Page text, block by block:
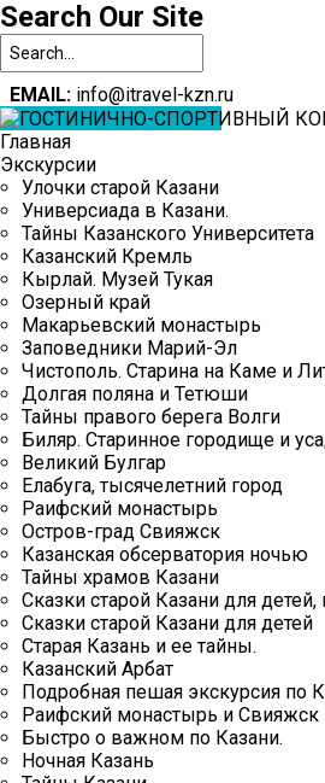
Наши
контакты
Contact
Us:
8(843)
253-
23-
80
Email:
info@itravel-
kzn.ru
Главная
Экскурсии
Транспортные
услуги
Отели
и
гостиницы
Тур
Search Our Site
EMAIL: info@itravel-kzn.ru
Главная
Экскурсии
Улочки старой Казани
Универсиада в Казани.
Тайны Казанского Университета
Казанский Кремль
Кырлай. Музей Тукая
Озерный край
Макарьевский монастырь
Заповедники Марий-Эл
Чистополь. Старина на Каме и
Долгая поляна и Тетюши
Тайны правого берега Волги
Биляр. Старинное городище и
Великий Булгар
Елабуга, тысячелетний город
Раифский монастырь
Остров-град Свияжск
Казанская обсерватория ночью
Тайны храмов Казани
Сказки старой Казани для
Сказки старой Казани для детей
Старая Казань и ее тайны.
Казанский Арбат
Подробная пешая экскурсия по
Раифский монастырь и Свияжск
Быстро о важном по Казани.
Ночная Казань